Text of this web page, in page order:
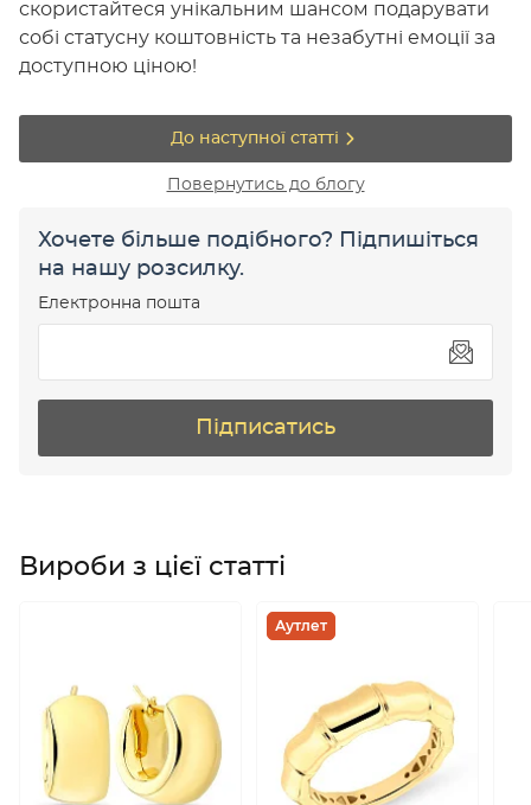
скористайтеся унікальним шансом подарувати
собі статусну коштовність та незабутні емоції за
доступною ціною!
До наступної статті
Повернутись до блогу
Хочете більше подібного? Підпишіться
на нашу розсилку.
Електронна пошта
Підписатись
Вироби з цієї статті
Аутлет